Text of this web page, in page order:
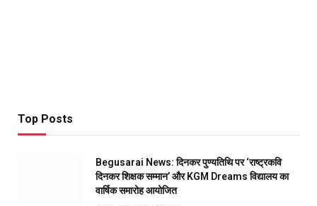
Top Posts
Begusarai News: दिनकर पुण्यतिथि पर ‘राष्ट्रकवि
दिनकर शिक्षक सम्मान’ और KGM Dreams विद्यालय का
वार्षिक समारोह आयोजित